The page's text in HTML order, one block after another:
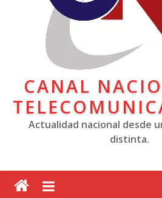
CANAL
Actualidad nacional desde
distinta.